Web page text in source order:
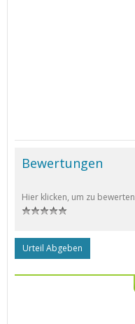
Bewertungen
Hier klicken, um zu bewerten
Urteil Abgeben